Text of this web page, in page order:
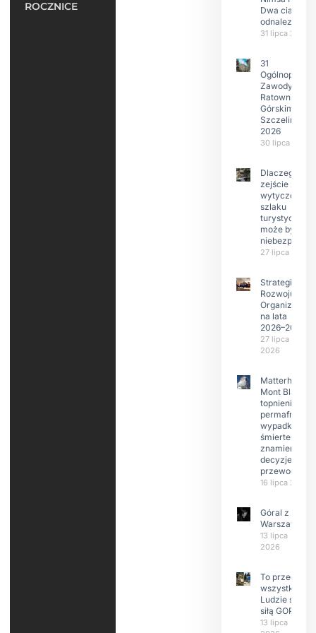
ROCZNICE
Dwa ciała
odnalezione.
31 lipca 2026
31
Ogólnopolskie
Zawody w
Ratownictwie
Górskim –
Szczeliniec
2026
30 lipca 2026
Dlaczego
zejście z
wytyczonego
szlaku
może być
27 lipca 2026
Strategia
Rozwoju
Organizacji
na lata
2026–2029
27 lipca
2026
Matterhorn i
Mont Blanc:
topnienie
permafrost,
wypadki
śmiertelne,
znamienne
decyzje
16 lipca 2026
Góral z
Warszawy.
13 lipca
2026
To przede
wszystkim
Ludzie są
siłą GOPR
13 lipca